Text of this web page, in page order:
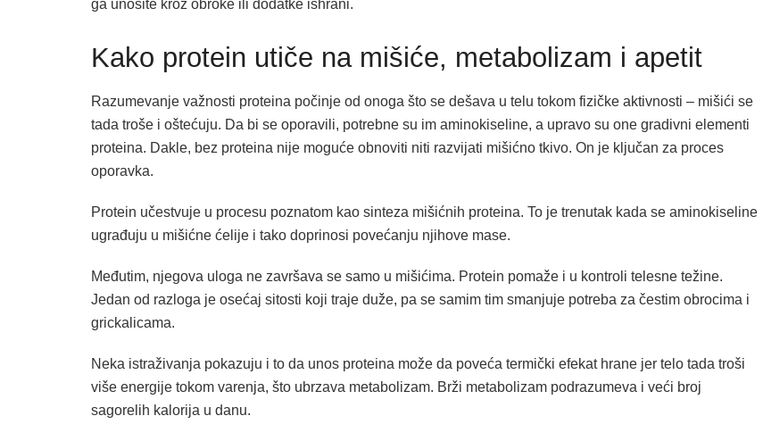
ga unosite kroz obroke ili dodatke ishrani.
Kako protein utiče na mišiće, metabolizam i apetit
Razumevanje važnosti proteina počinje od onoga što se dešava u telu tokom fizičke aktivnosti – mišići se
tada troše i oštećuju. Da bi se oporavili, potrebne su im aminokiseline, a upravo su one gradivni elementi
proteina. Dakle, bez proteina nije moguće obnoviti niti razvijati mišićno tkivo. On je ključan za proces
oporavka.
Protein učestvuje u procesu poznatom kao sinteza mišićnih proteina. To je trenutak kada se aminokiseline
ugrađuju u mišićne ćelije i tako doprinosi povećanju njihove mase.
Međutim, njegova uloga ne završava se samo u mišićima. Protein pomaže i u kontroli telesne težine.
Jedan od razloga je osećaj sitosti koji traje duže, pa se samim tim smanjuje potreba za čestim obrocima i
grickalicama.
Neka istraživanja pokazuju i to da unos proteina može da poveća termički efekat hrane jer telo tada troši
više energije tokom varenja, što ubrzava metabolizam. Brži metabolizam podrazumeva i veći broj
sagorelih kalorija u danu.